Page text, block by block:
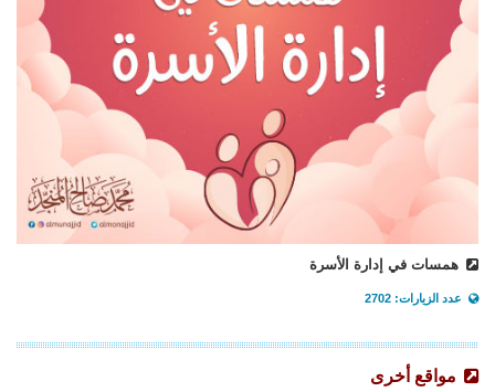
همسات في إدارة الأسرة
عدد الزيارات: 2702
مواقع أخرى